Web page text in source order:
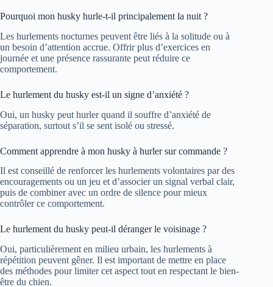
Pourquoi mon husky hurle-t-il principalement la nuit ?
Les hurlements nocturnes peuvent être liés à la solitude ou à
un besoin d’attention accrue. Offrir plus d’exercices en
journée et une présence rassurante peut réduire ce
comportement.
Le hurlement du husky est-il un signe d’anxiété ?
Oui, un husky peut hurler quand il souffre d’anxiété de
séparation, surtout s’il se sent isolé ou stressé.
Comment apprendre à mon husky à hurler sur commande ?
Il est conseillé de renforcer les hurlements volontaires par des
encouragements ou un jeu et d’associer un signal verbal clair,
puis de combiner avec un ordre de silence pour mieux
contrôler ce comportement.
Le hurlement du husky peut-il déranger le voisinage ?
Oui, particulièrement en milieu urbain, les hurlements à
répétition peuvent gêner. Il est important de mettre en place
des méthodes pour limiter cet aspect tout en respectant le bien-
être du chien.